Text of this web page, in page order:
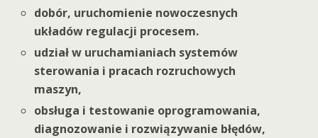
dobór, uruchomienie nowoczesnych
układów regulacji procesem.
udział w uruchamianiach systemów
sterowania i pracach rozruchowych
maszyn,
obsługa i testowanie oprogramowania,
diagnozowanie i rozwiązywanie błędów,